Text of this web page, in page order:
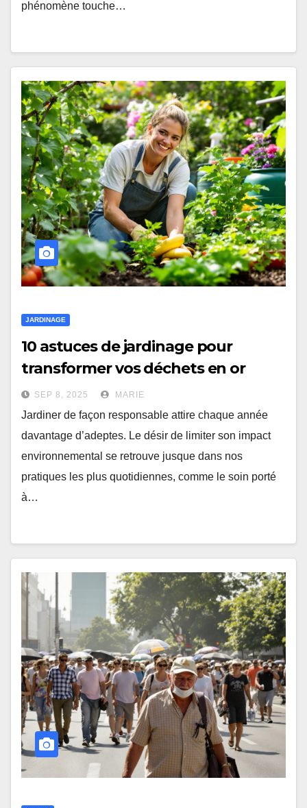
phénomène touche…
JARDINAGE
10 astuces de jardinage pour
transformer vos déchets en or
SEP 8, 2025 MARIE
Jardiner de façon responsable attire chaque année
davantage d’adeptes. Le désir de limiter son impact
environnemental se retrouve jusque dans nos
pratiques les plus quotidiennes, comme le soin porté
à…